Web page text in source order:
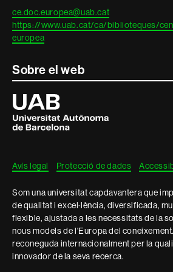
ce.doc.europea@uab.cat
https://www.uab.cat/ca/biblioteques/
europea
Sobre el web
Universitat
Autònoma
de
Barcelona
Avís legal Protecció de dades
Som una universitat capdavantera que
de qualitat i excel·lència, diversificada,
flexible, ajustada a les necessitats de la
nous models de l'Europa del
reconeguda internacionalment per la
innovador de la seva recerca.